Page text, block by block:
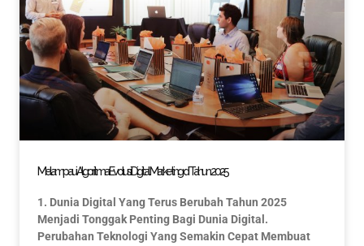
Melampaui Algoritma: Evolusi Digital Marketing di Tahun 2025
1. Dunia Digital Yang Terus Berubah Tahun 2025
Menjadi Tonggak Penting Bagi Dunia Digital.
Perubahan Teknologi Yang Semakin Cepat Membuat